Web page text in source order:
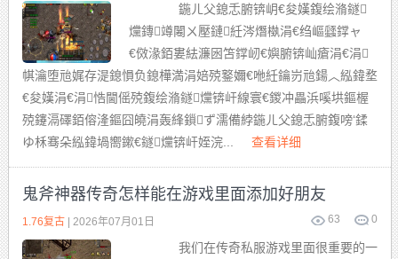
鍦ㄦ父鎴忎腑锛岄€夋嫨鍑绘潃鐩
爣鏄竴闂ㄨ壓鏈紝涔熸槸涓€绉嶇瓥鐣ャ
€傚湪銆婁紶濂囦笘鐣屻€嬩腑锛屾瘡涓€涓
帺瀹堕兘娓存湜鎴愪负鎴樺満涓婄殑鐜嬭€咃紝鑰岃兘鍚︿紭鍏堥
€夋嫨涓€涓悎閫傜殑鍑绘潃鐩爣锛屽線寰€鍐冲畾浜嗘垬鏂楃
殑鑳滆礋銆傛湰鏂囧皢涓轰綘鎻ず濡備綍鍦ㄦ父鎴忎腑鍑嗙‘鍒
ゆ柇骞朵紭鍏堝嚮鏉€鐩爣锛屽姪浣...
查看详细
鬼斧神器传奇怎样能在游戏里面添加好朋友
63 0
1.76复古| 2026年07月01日
我们在传奇私服游戏里面很重要的一